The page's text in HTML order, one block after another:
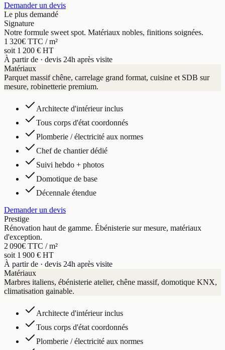
Demander un devis
Le plus demandé
Signature
Notre formule sweet spot. Matériaux nobles, finitions soignées.
1 320€ TTC / m²
soit 1 200 € HT
À partir de · devis 24h après visite
Matériaux
Parquet massif chêne, carrelage grand format, cuisine et SDB sur
mesure, robinetterie premium.
Architecte d'intérieur inclus
Tous corps d'état coordonnés
Plomberie / électricité aux normes
Chef de chantier dédié
Suivi hebdo + photos
Domotique de base
Décennale étendue
Demander un devis
Prestige
Rénovation haut de gamme. Ébénisterie sur mesure, matériaux
d'exception.
2 090€ TTC / m²
soit 1 900 € HT
À partir de · devis 24h après visite
Matériaux
Marbres italiens, ébénisterie atelier, chêne massif, domotique KNX,
climatisation gainable.
Architecte d'intérieur inclus
Tous corps d'état coordonnés
Plomberie / électricité aux normes